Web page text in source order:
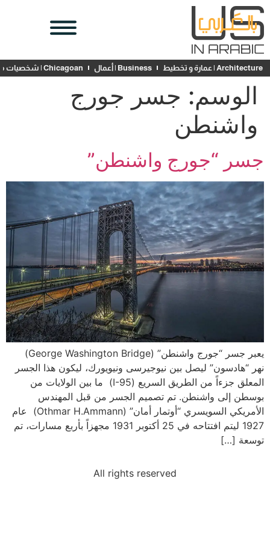
Architecture | عمارة و تخطيط Business | أعمال Chicagoan | شخصيات محلية
الوسم: جسر جورج
واشنطن
جسر “جورج واشنطن”
يعبر جسر “جورج واشنطن” (George Washington Bridge)
نهر “هادسون” ليصل بين نيوجيرسى ونيويورك، ليكون هذا الجسر
المعلق جزءاً من الطريق السريع (I-95) ما بين الولايات من
بوسطن إلى واشنطن. تم تصميم الجسر من قبل المهندس
الأمريكي السويسري “أوتمار أمان” (Othmar H.Ammann) عام
1927 ليتم افتتاحه في 25 أكتوبر 1931 مجهزاً بأربع مسارات، تم
توسعة […]
All rights reserved